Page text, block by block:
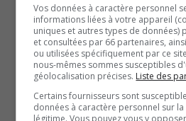
la Maison Unies.Vers.Femmes;
La Vigile.
Obtenez vos billets ici :SPVG
Événement • Centre Slush Puppie.
À lire aussi :
Policiers du SPVG c. anciens
Vos données à caractère personnel
informations liées à votre appareil
uniques et autres types de données)
et consultées par 66 partenaires,
ou utilisées spécifiquement par ce
nous-mêmes sommes susceptibles
géolocalisation précises. Liste des
Certains fournisseurs sont
données à caractère personnel sur
légitime. Vous pouvez vous y